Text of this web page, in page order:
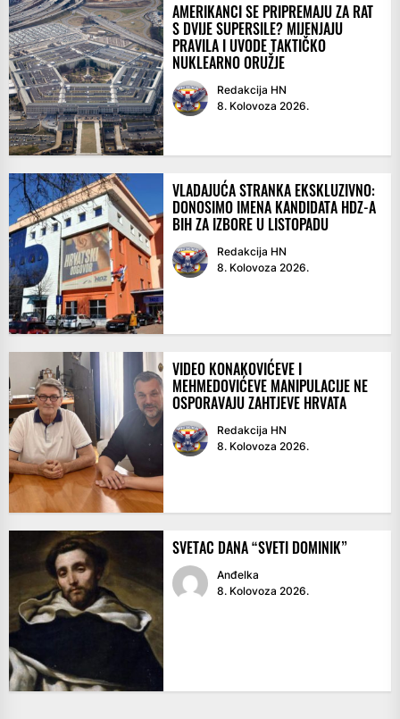
AMERIKANCI SE PRIPREMAJU ZA RAT
S DVIJE SUPERSILE? MIJENJAJU
PRAVILA I UVODE TAKTIČKO
NUKLEARNO ORUŽJE
Redakcija HN
8. Kolovoza 2026.
VLADAJUĆA STRANKA EKSKLUZIVNO:
DONOSIMO IMENA KANDIDATA HDZ-A
BIH ZA IZBORE U LISTOPADU
Redakcija HN
8. Kolovoza 2026.
VIDEO KONAKOVIĆEVE I
MEHMEDOVIĆEVE MANIPULACIJE NE
OSPORAVAJU ZAHTJEVE HRVATA
Redakcija HN
8. Kolovoza 2026.
SVETAC DANA “SVETI DOMINIK”
Anđelka
8. Kolovoza 2026.